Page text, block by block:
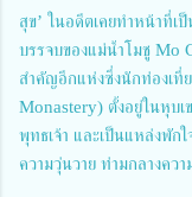
สุข’ ในอดีตเคยทำหน้าที่เ
บรรจบของแม่น้ำโมชู Mo
สำคัญอีกแห่งซึ่งนักท่องเที่
Monastery) ตั้งอยู่ในหุบเ
พุทธเจ้า และเป็นแหล่งพัก
ความวุ่นวาย ท่ามกลางคว